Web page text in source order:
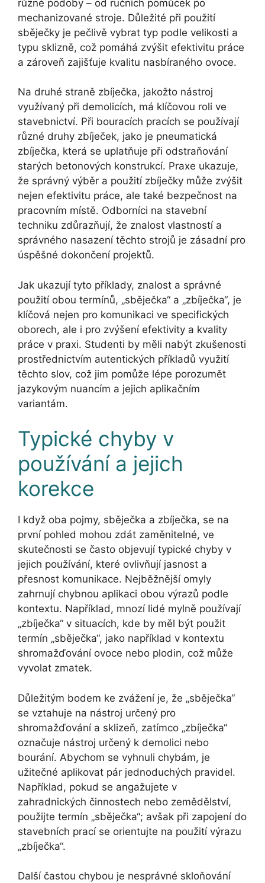
různé podoby – od ručních pomůcek po
mechanizované stroje. Důležité při použití
sběječky je pečlivě vybrat typ podle velikosti a
typu sklizně, což pomáhá zvýšit efektivitu práce
a zároveň zajišťuje kvalitu nasbíraného ovoce.
Na druhé straně zbíječka, jakožto nástroj
využívaný při demolicích, má klíčovou roli ve
stavebnictví. Při bouracích pracích se používají
různé druhy zbíječek, jako je pneumatická
zbíječka, která se uplatňuje při odstraňování
starých betonových konstrukcí. Praxe ukazuje,
že správný výběr a použití zbíječky může zvýšit
nejen efektivitu práce, ale také bezpečnost na
pracovním místě. Odborníci na stavební
techniku zdůrazňují, že znalost vlastností a
správného nasazení těchto strojů je zásadní pro
úspěšné dokončení projektů.
Jak ukazují tyto příklady, znalost a správné
použití obou termínů, „sběječka“ a „zbíječka“, je
klíčová nejen pro komunikaci ve specifických
oborech, ale i pro zvýšení efektivity a kvality
práce v praxi. Studenti by měli nabýt zkušenosti
prostřednictvím autentických příkladů využití
těchto slov, což jim pomůže lépe porozumět
jazykovým nuancím a jejich aplikačním
variantám.
Typické chyby v
používání a jejich
korekce
I když oba pojmy, sběječka a zbíječka, se na
první pohled mohou zdát zaměnitelné, ve
skutečnosti se často objevují typické chyby v
jejich používání, které ovlivňují jasnost a
přesnost komunikace. Nejběžnější omyly
zahrnují chybnou aplikaci obou výrazů podle
kontextu. Například, mnozí lidé mylně používají
„zbíječka“ v situacích, kde by měl být použit
termín „sběječka“, jako například v kontextu
shromažďování ovoce nebo plodin, což může
vyvolat zmatek.
Důležitým bodem ke zvážení je, že „sběječka“
se vztahuje na nástroj určený pro
shromažďování a sklizeň, zatímco „zbíječka“
označuje nástroj určený k demolici nebo
bourání. Abychom se vyhnuli chybám, je
užitečné aplikovat pár jednoduchých pravidel.
Například, pokud se angažujete v
zahradnických činnostech nebo zemědělství,
použijte termín „sběječka“; avšak při zapojení do
stavebních prací se orientujte na použití výrazu
„zbíječka“.
Další častou chybou je nesprávné skloňování